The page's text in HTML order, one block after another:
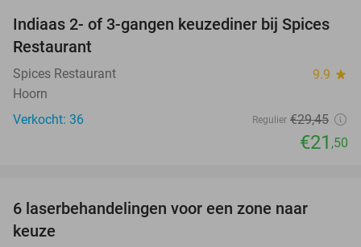
27%
Indiaas 2- of 3-gangen keuzediner bij Spices
Restaurant
Spices Restaurant 9.9 star
Hoorn
Verkocht: 36
Regulier €29,45
€21 ,50
6 laserbehandelingen voor een zone naar
keuze